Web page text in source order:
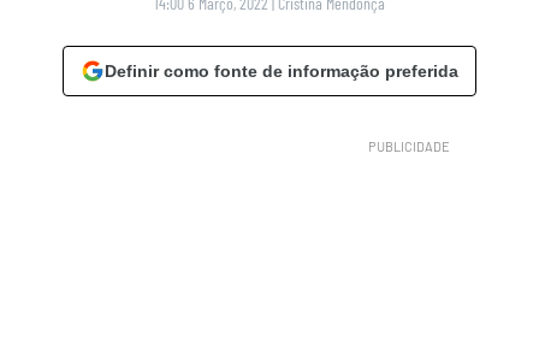
Definir como fonte de informação preferida